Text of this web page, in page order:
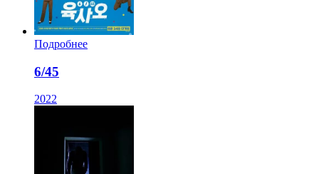
Подробнее
6/45
2022